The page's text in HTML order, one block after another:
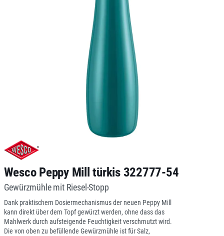
Wesco Peppy Mill türkis 322777-54
Gewürzmühle mit Riesel-Stopp
Dank praktischem Dosiermechanismus der neuen Peppy Mill
kann direkt über dem Topf gewürzt werden, ohne dass das
Mahlwerk durch aufsteigende Feuchtigkeit verschmutzt wird.
Die von oben zu befüllende Gewürzmühle ist für Salz,